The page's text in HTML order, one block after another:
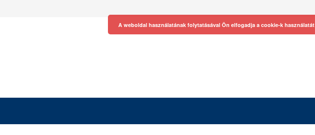
A weboldal használatának folytatásával Ön elfogadja a cookie-k használatát